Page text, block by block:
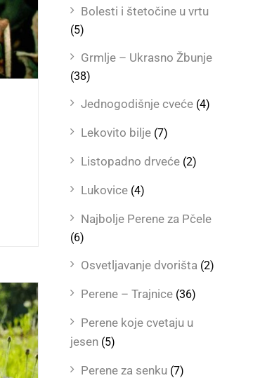
Bolesti i štetočine u vrtu
(5)
Grmlje – Ukrasno Žbunje
(38)
Jednogodišnje cveće (4)
Lekovito bilje (7)
Listopadno drveće (2)
Lukovice (4)
Najbolje Perene za Pčele
(6)
Osvetljavanje dvorišta (2)
Perene – Trajnice (36)
Perene koje cvetaju u
jesen (5)
Perene za senku (7)